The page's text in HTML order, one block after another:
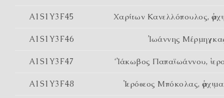
A1S1Y3F45 Χαρίτων Κανελλόπουλος,
A1S1Y3F46 Ἰωάννης
A1S1Y3F47 ‘Ἰάκωβος Παπαϊωάννου,
A1S1Y3F48 Ἱερόθεος Μπόκολας,